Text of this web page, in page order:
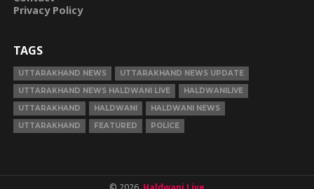
Privacy Policy
TAGS
UTTARAKHAND NEWS
UTTARAKHAND NEWS UPDATE
UTTARAKHAND NEWS HALDWANI LIVE
HALDWANILIVE
UTTARAKHAND
HALDWANI
HALDWANI NEWS
UTTARAKHAND
FEATURED POLICE